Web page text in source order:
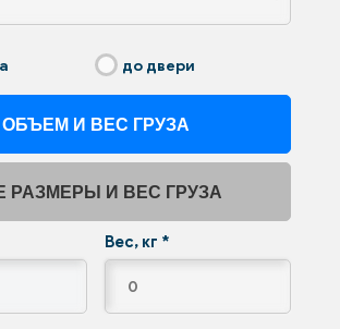
до двери
ОБЪЕМ И ВЕС ГРУЗА
РАЗМЕРЫ И ВЕС ГРУЗА
Вес, кг *